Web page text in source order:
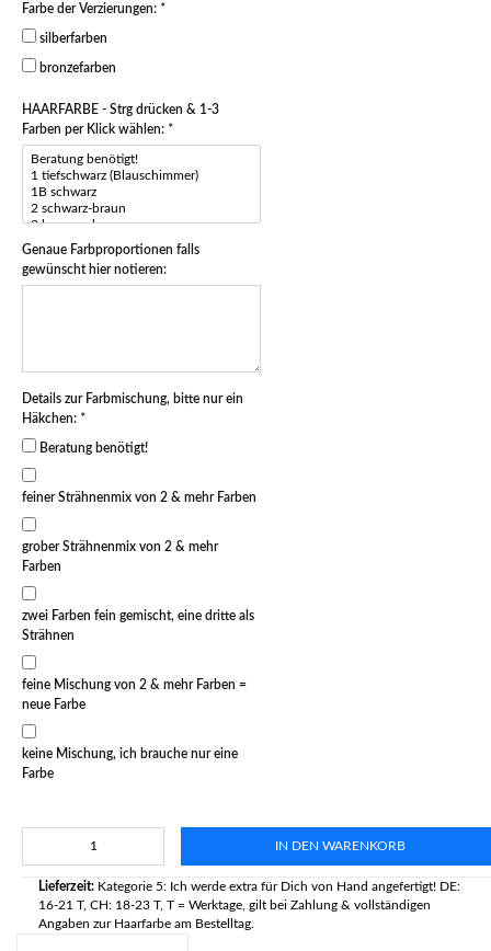
Farbe der Verzierungen: *
silberfarben
bronzefarben
HAARFARBE - Strg drücken & 1-3
Farben per Klick wählen: *
Genaue Farbproportionen falls
gewünscht hier notieren:
Details zur Farbmischung, bitte nur ein
Häkchen: *
Beratung benötigt!
feiner Strähnenmix von 2 & mehr Farben
grober Strähnenmix von 2 & mehr
Farben
zwei Farben fein gemischt, eine dritte als
Strähnen
feine Mischung von 2 & mehr Farben =
neue Farbe
keine Mischung, ich brauche nur eine
Farbe
IN DEN WARENKORB
Lieferzeit: Kategorie 5: Ich werde extra für Dich von Hand angefertigt! DE:
16-21 T, CH: 18-23 T, T = Werktage, gilt bei Zahlung & vollständigen
Angaben zur Haarfarbe am Bestelltag.